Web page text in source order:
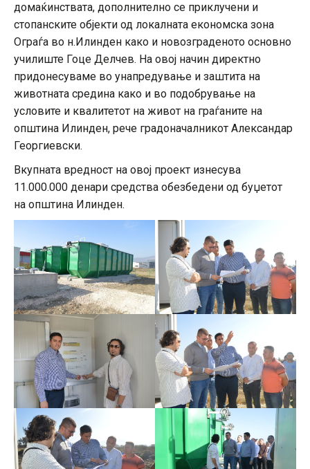
домаќинствата, дополнително се приклучени и
стопанските објекти од локалната економска зона
Ограѓа во н.Илинден како и новозграденото основно
училиште Гоце Делчев. На овој начин директно
придонесуваме во унапредување и заштита на
животната средина како и во подобрување на
условите и квалитетот на живот на граѓаните на
општина Илинден, рече градоначалникот Александар
Георгиевски.
Вкупната вредност на овој проект изнесува
11.000.000 денари средства обезбедени од буџетот
на општина Илинден.